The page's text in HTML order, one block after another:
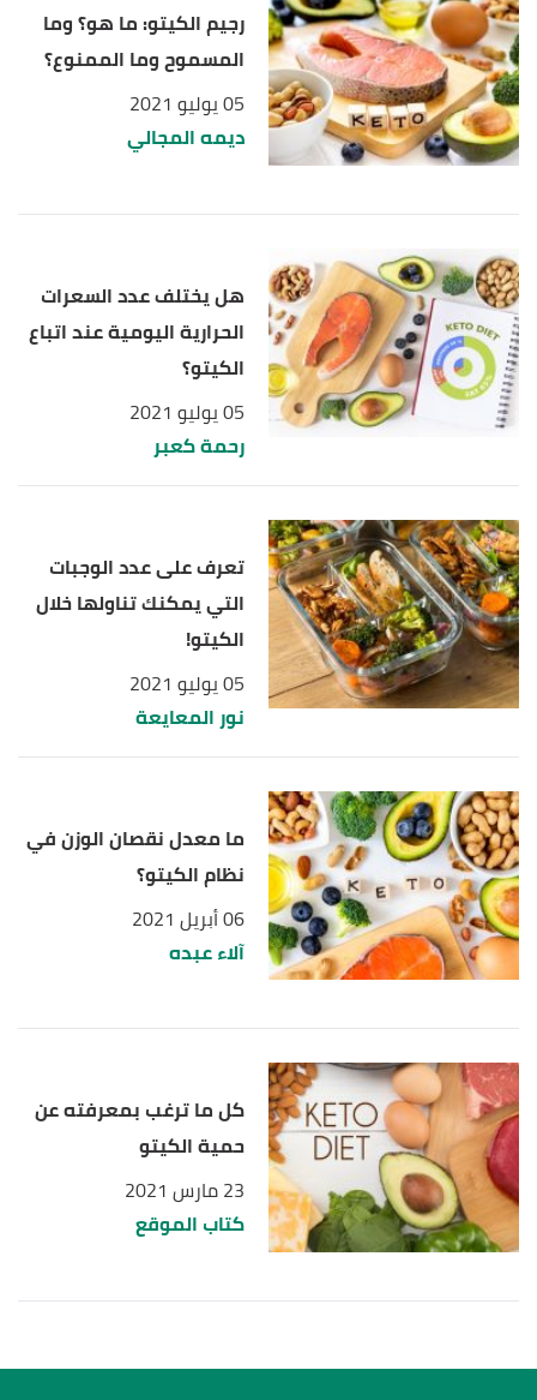
رجيم الكيتو: ما هو؟ وما
المسموح وما الممنوع؟
05 يوليو 2021
ديمه المجالي
هل يختلف عدد السعرات
الحرارية اليومية عند اتباع
الكيتو؟
05 يوليو 2021
رحمة كعبر
تعرف على عدد الوجبات
التي يمكنك تناولها خلال
الكيتو!
05 يوليو 2021
نور المعايعة
ما معدل نقصان الوزن في
نظام الكيتو؟
06 أبريل 2021
آلاء عبده
كل ما ترغب بمعرفته عن
حمية الكيتو
23 مارس 2021
كتاب الموقع